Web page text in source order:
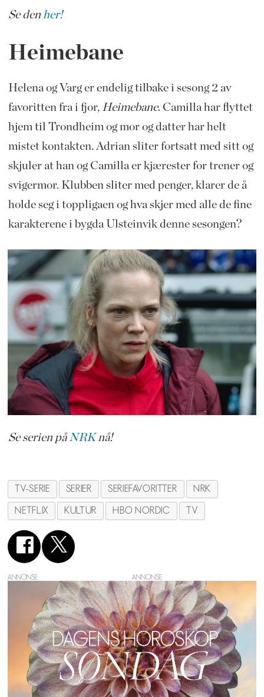
Se den her!
Heimebane
Helena og Varg er endelig tilbake i sesong 2 av
favoritten fra i fjor, Heimebane. Camilla har flyttet
hjem til Trondheim og mor og datter har helt
mistet kontakten. Adrian sliter fortsatt med sitt og
skjuler at han og Camilla er kjærester for trener og
svigermor. Klubben sliter med penger, klarer de å
holde seg i toppligaen og hva skjer med alle de fine
karakterene i bygda Ulsteinvik denne sesongen?
Se serien på NRKnå!
TV-SERIE SERIER SERIEFAVORITTER
NRK
NETFLIX
KULTUR HBO NORDIC TV
ANNONSE